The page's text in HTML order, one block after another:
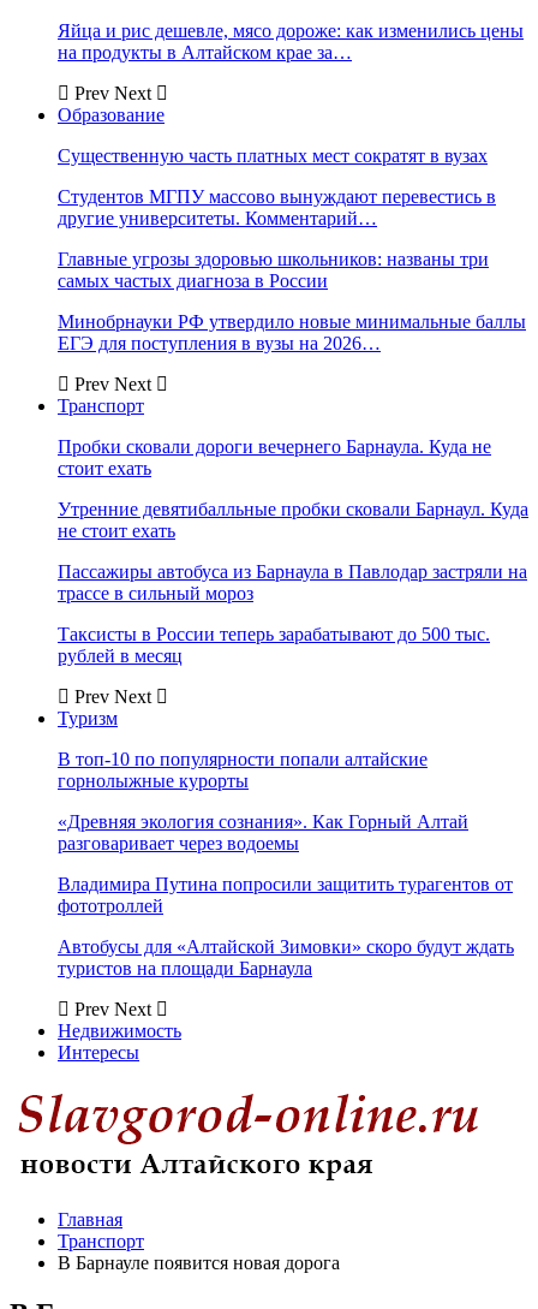
Яйца и рис дешевле, мясо дороже: как изменились цены
на продукты в Алтайском крае за…
Prev Next
Образование
Существенную часть платных мест сократят в вузах
Студентов МГПУ массово вынуждают перевестись в
другие университеты. Комментарий…
Главные угрозы здоровью школьников: названы три
самых частых диагноза в России
Минобрнауки РФ утвердило новые минимальные баллы
ЕГЭ для поступления в вузы на 2026…
Prev Next
Транспорт
Пробки сковали дороги вечернего Барнаула. Куда не
стоит ехать
Утренние девятибалльные пробки сковали Барнаул. Куда
не стоит ехать
Пассажиры автобуса из Барнаула в Павлодар застряли на
трассе в сильный мороз
Таксисты в России теперь зарабатывают до 500 тыс.
рублей в месяц
Prev Next
Туризм
В топ-10 по популярности попали алтайские
горнолыжные курорты
«Древняя экология сознания». Как Горный Алтай
разговаривает через водоемы
Владимира Путина попросили защитить турагентов от
фототроллей
Автобусы для «Алтайской Зимовки» скоро будут ждать
туристов на площади Барнаула
Prev Next
Недвижимость
Интересы
Главная
Транспорт
В Барнауле появится новая дорога